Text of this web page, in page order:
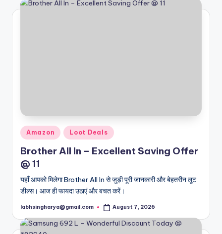
Posted
in
Amazon Loot Deals
Brother All In – Excellent Saving Offer
@ 11
यहाँ आपको मिलेगा Brother All In से जुड़ी पूरी जानकारी और बेहतरीन लूट
डील्स। आज ही फायदा उठाएं और बचत करें।
Posted
labhsingharya@gmail.com August 7, 2026